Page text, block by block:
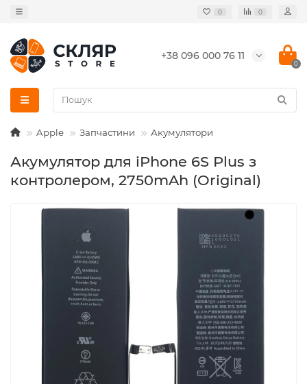
0 0
+38 096 000 76 11
0
Apple Запчастини Акумулятори
Акумулятор для iPhone 6S Plus з
контролером, 2750mAh (Original)